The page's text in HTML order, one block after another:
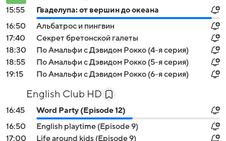
15:55
Гваделупа: от вершин до океана
16:50
Альбатрос и пингвин
17:40
Секрет бретонской галеты
18:30
По Амальфи с Дэвидом Рокко (4-я серия)
18:55
По Амальфи с Дэвидом Рокко (5-я серия)
19:15
По Амальфи с Дэвидом Рокко (6-я серия)
English Club HD
16:45
Word Party (Episode 12)
16:50
English playtime (Episode 9)
17:00
Life around kids (Episode 9)